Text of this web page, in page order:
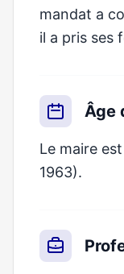
mandat a
il a pris ses
Âge
Le maire
1963).